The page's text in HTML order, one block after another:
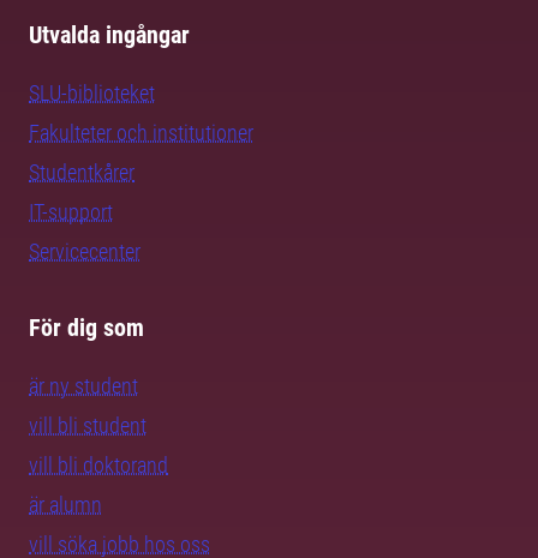
Utvalda ingångar
SLU-biblioteket
Fakulteter och institutioner
Studentkårer
IT-support
Servicecenter
För dig som
är ny student
vill bli student
vill bli doktorand
är alumn
vill söka jobb hos oss